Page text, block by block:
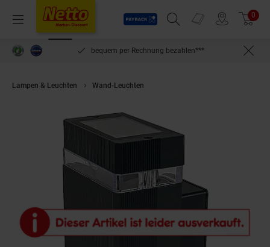
Menü
Payback
Suchfeld einblenden
Prospekte 0
bequem per Rechnung bezahlen***
Lampen & Leuchten Wand-Leuchten